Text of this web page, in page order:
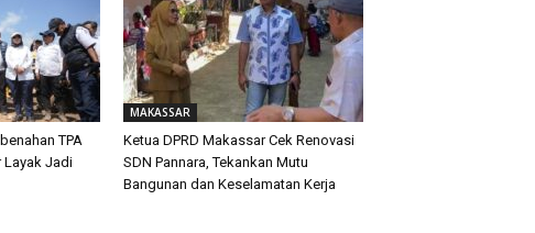
TPA
Layak Jadi
MAKASSAR
Ketua DPRD Makassar Cek Renovasi
SDN Pannara, Tekankan Mutu
Bangunan dan Keselamatan Kerja